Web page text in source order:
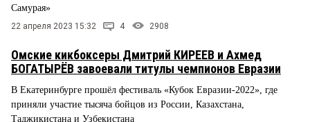
Самурая»
22 апреля 2023 15:32 4 2908
Омские кикбоксеры Дмитрий КИРЕЕВ и Ахмед
БОГАТЫРЁВ завоевали титулы чемпионов Евразии
В Екатеринбурге прошёл фестиваль «Кубок Евразии-2022», где
приняли участие тысяча бойцов из России, Казахстана,
Таджикистана и Узбекистана